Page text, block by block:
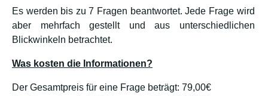
Es werden bis zu 7 Fragen beantwortet. Jede Frage wird
aber mehrfach gestellt und aus unterschiedlichen
Blickwinkeln betrachtet.
Was kosten die Informationen?
Der Gesamtpreis für eine Frage beträgt: 79,00€